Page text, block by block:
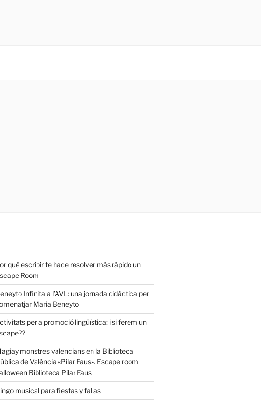
qué escribir te hace resolver más rápido un
Room
Infinita a l’AVL: una jornada didàctica per
Maria Beneyto
per a promoció lingüística: i si ferem un
monstres valencians en la Biblioteca
de València «Pilar Faus». Escape room
Biblioteca Pilar Faus
musical para fiestas y fallas